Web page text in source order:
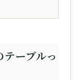
ーブルっ